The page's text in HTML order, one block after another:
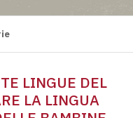
LINGUE DEL
LA LINGUA